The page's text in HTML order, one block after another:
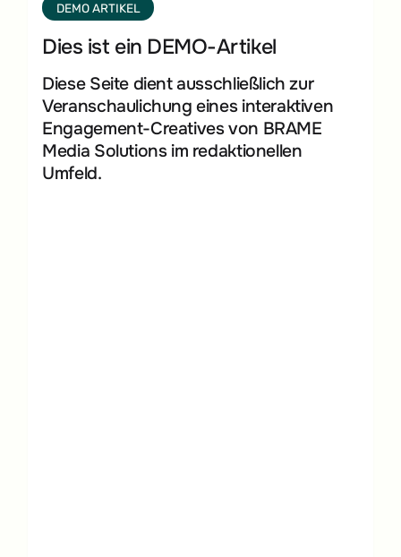
DEMO ARTIKEL
Dies ist ein DEMO-Artikel
Diese Seite dient ausschließlich zur
Veranschaulichung eines interaktiven
Engagement-Creatives von BRAME
Media Solutions im redaktionellen
Umfeld.